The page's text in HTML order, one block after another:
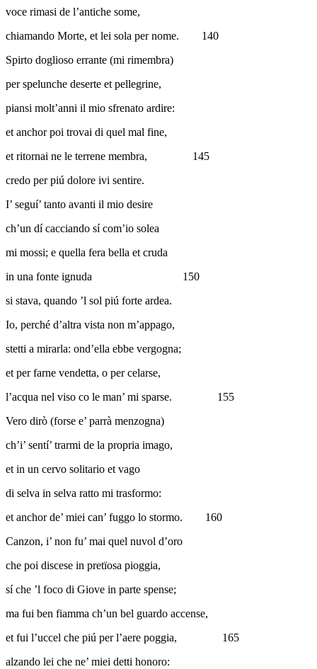
voce rimasi de l’antiche some,
chiamando Morte, et lei sola per nome. 140
Spirto doglioso errante (mi rimembra)
per spelunche deserte et pellegrine,
piansi molt’anni il mio sfrenato ardire:
et anchor poi trovai di quel mal fine,
et ritornai ne le terrene membra, 145
credo per piú dolore ivi sentire.
I’ seguí’ tanto avanti il mio desire
ch’un dí cacciando sí com’io solea
mi mossi; e quella fera bella et cruda
in una fonte ignuda 150
si stava, quando ’l sol piú forte ardea.
Io, perché d’altra vista non m’appago,
stetti a mirarla: ond’ella ebbe vergogna;
et per farne vendetta, o per celarse,
l’acqua nel viso co le man’ mi sparse. 155
Vero dirò (forse e’ parrà menzogna)
ch’i’ sentí’ trarmi de la propria imago,
et in un cervo solitario et vago
di selva in selva ratto mi trasformo:
et anchor de’ miei can’ fuggo lo stormo. 160
Canzon, i’ non fu’ mai quel nuvol d’oro
che poi discese in pretïosa pioggia,
sí che ’l foco di Giove in parte spense;
ma fui ben fiamma ch’un bel guardo accense,
et fui l’uccel che piú per l’aere poggia, 165
alzando lei che ne’ miei detti honoro: